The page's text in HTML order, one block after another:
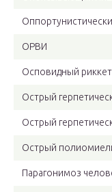
ОРВИ
Осповидный
Острый
Острый
Острый
Парагонимоз